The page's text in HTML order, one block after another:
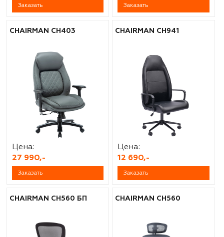
Заказать Заказать
CHAIRMAN CH403
Цена:
27 990,-
Заказать
CHAIRMAN CH941
Цена:
12 690,-
Заказать
CHAIRMAN CH560 БП CHAIRMAN CH560